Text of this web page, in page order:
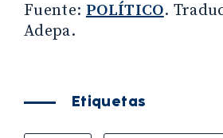
Fuente:POLÍTICO.
Adepa.
Etiquetas